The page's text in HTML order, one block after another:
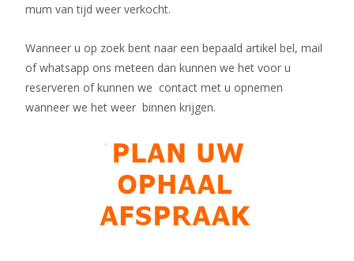
mum van tijd weer verkocht.
Wanneer u op zoek bent naar een bepaald artikel bel, mail
of whatsapp ons meteen dan kunnen we het voor u
reserveren of kunnen we contact met u opnemen
wanneer we het weer binnen krijgen.